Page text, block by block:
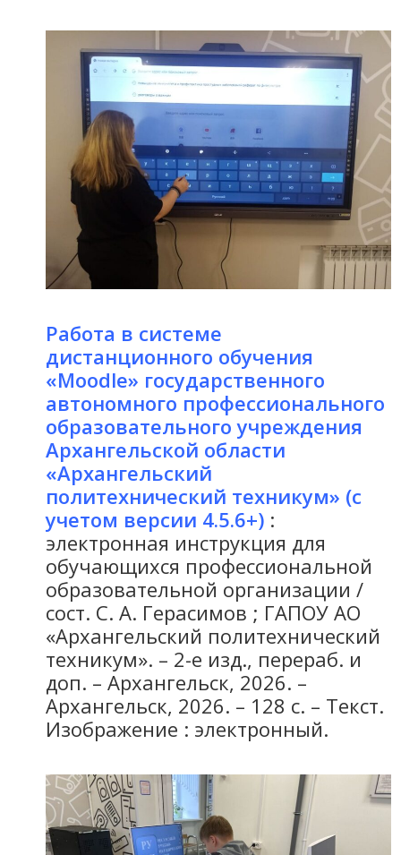
Работа в системе
дистанционного обучения
«Moodle» государственного
автономного профессионального
образовательного учреждения
Архангельской области
«Архангельский
политехнический техникум» (с
учетом версии 4.5.6+) :
электронная инструкция для
обучающихся профессиональной
образовательной организации /
сост. С. А. Герасимов ; ГАПОУ АО
«Архангельский политехнический
техникум». – 2-е изд., перераб. и
доп. – Архангельск, 2026. –
Архангельск, 2026. – 128 с. – Текст.
Изображение : электронный.